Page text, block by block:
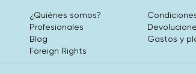
¿Quiénes somos?
Profesionales
Blog
Foreign Rights
Gastos y